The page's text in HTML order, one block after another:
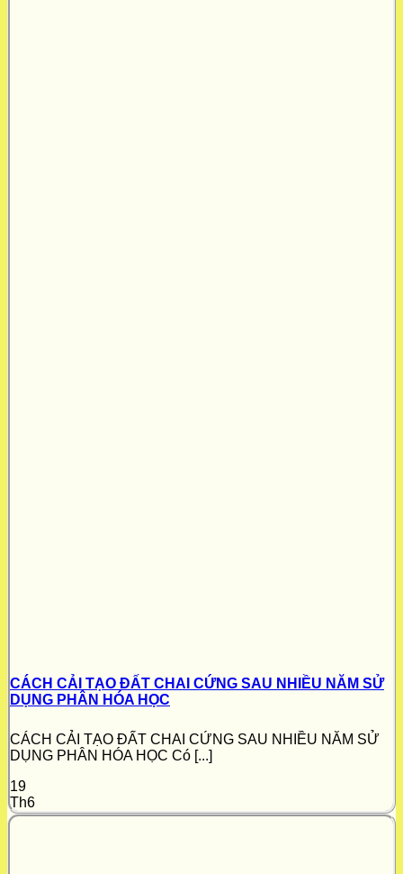
CÁCH CẢI TẠO ĐẤT CHAI CỨNG SAU NHIỀU NĂM SỬ
DỤNG PHÂN HÓA HỌC
CÁCH CẢI TẠO ĐẤT CHAI CỨNG SAU NHIỀU NĂM SỬ
DỤNG PHÂN HÓA HỌC Có [...]
19
Th6